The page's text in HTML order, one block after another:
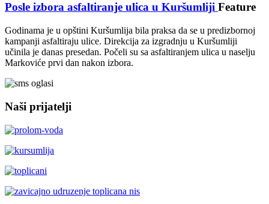
Posle izbora asfaltiranje ulica u Kuršumliji Feature
Godinama je u opštini Kuršumlija bila praksa da se u predizbornoj
kampanji asfaltiraju ulice. Direkcija za izgradnju u Kuršumliji
učinila je danas presedan. Počeli su sa asfaltiranjem ulica u naselju
Markoviće prvi dan nakon izbora.
Naši prijatelji